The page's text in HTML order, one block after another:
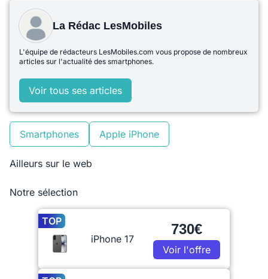
La Rédac LesMobiles
L'équipe de rédacteurs LesMobiles.com vous propose de nombreux
articles sur l'actualité des smartphones.
Voir tous ses articles
Smartphones Apple iPhone
Ailleurs sur le web
Notre sélection
TOP
iPhone 17
730€
Voir l'offre